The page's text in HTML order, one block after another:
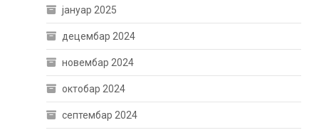
јануар 2025
децембар 2024
новембар 2024
октобар 2024
септембар 2024